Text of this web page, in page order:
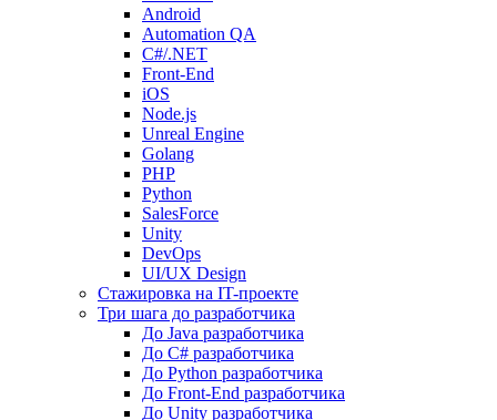
Android
Automation QA
C#/.NET
Front-End
iOS
Node.js
Unreal Engine
Golang
PHP
Python
SalesForce
Unity
DevOps
UI/UX Design
Стажировка на IT-проекте
Три шага до разработчика
До Java разработчика
До C# разработчика
До Python разработчика
До Front-End разработчика
До Unity разработчика